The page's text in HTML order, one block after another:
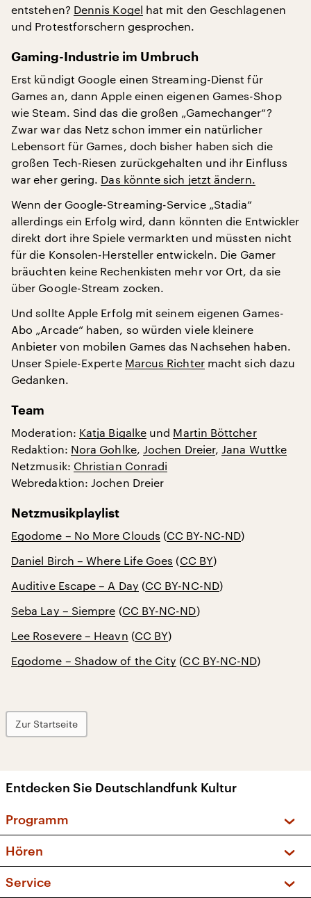
entstehen? Dennis Kogel hat mit den Geschlagenen
und Protestforschern gesprochen.
Gaming-Industrie im Umbruch
Erst kündigt Google einen Streaming-Dienst für
Games an, dann Apple einen eigenen Games-Shop
wie Steam. Sind das die großen „Gamechanger“?
Zwar war das Netz schon immer ein natürlicher
Lebensort für Games, doch bisher haben sich die
großen Tech-Riesen zurückgehalten und ihr Einfluss
war eher gering. Das könnte sich jetzt ändern.
Wenn der Google-Streaming-Service „Stadia“
allerdings ein Erfolg wird, dann könnten die Entwickler
direkt dort ihre Spiele vermarkten und müssten nicht
für die Konsolen-Hersteller entwickeln. Die Gamer
bräuchten keine Rechenkisten mehr vor Ort, da sie
über Google-Stream zocken.
Und sollte Apple Erfolg mit seinem eigenen Games-
Abo „Arcade“ haben, so würden viele kleinere
Anbieter von mobilen Games das Nachsehen haben.
Unser Spiele-Experte Marcus Richtermacht sich dazu
Gedanken.
Team
Moderation: Katja Bigalke und Martin Böttcher
Redaktion: Nora Gohlke, Jochen Dreier,Jana Wuttke
Netzmusik: Christian Conradi
Webredaktion: Jochen Dreier
Netzmusikplaylist
Egodome – No More Clouds (CC BY-NC-ND)
Daniel Birch – Where Life Goes (CC BY)
Auditive Escape – A Day (CC BY-NC-ND)
Seba Lay – Siempre (CC BY-NC-ND)
Lee Rosevere – Heavn (CC BY)
Egodome – Shadow of the City (CC BY-NC-ND)
Zur Startseite
Entdecken Sie Deutschlandfunk Kultur
Programm
Sendungen und Podcasts
Musikliste
Hören
Service